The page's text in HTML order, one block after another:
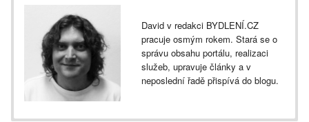
David v redakci BYDLENÍ.CZ
pracuje osmým rokem. Stará se o
správu obsahu portálu, realizaci
služeb, upravuje články a v
neposlední řadě přispívá do blogu.